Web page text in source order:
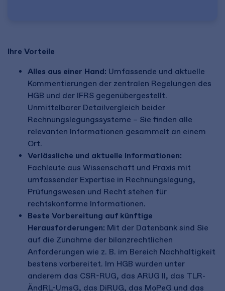
Ihre Vorteile
Alles aus einer Hand: Umfassende und aktuelle
Kommentierungen der zentralen Regelungen des
HGB und der IFRS gegenübergestellt.
Unmittelbarer Detailvergleich beider
Rechnungslegungssysteme – Sie finden alle
relevanten Informationen gesammelt an einem
Ort.
Verlässliche und aktuelle Informationen:
Fachleute aus Wissenschaft und Praxis mit
umfassender Expertise in Rechnungslegung,
Prüfungswesen und Recht stehen für
rechtskonforme Informationen.
Beste Vorbereitung auf künftige
Herausforderungen: Mit der Datenbank sind Sie
auf die Zunahme der bilanzrechtlichen
Anforderungen wie z. B. im Bereich Nachhaltigkeit
bestens vorbereitet. Im HGB wurden unter
anderem das CSR-RUG, das ARUG II, das TLR-
ÄndRL-UmsG, das DiRUG, das MoPeG und das